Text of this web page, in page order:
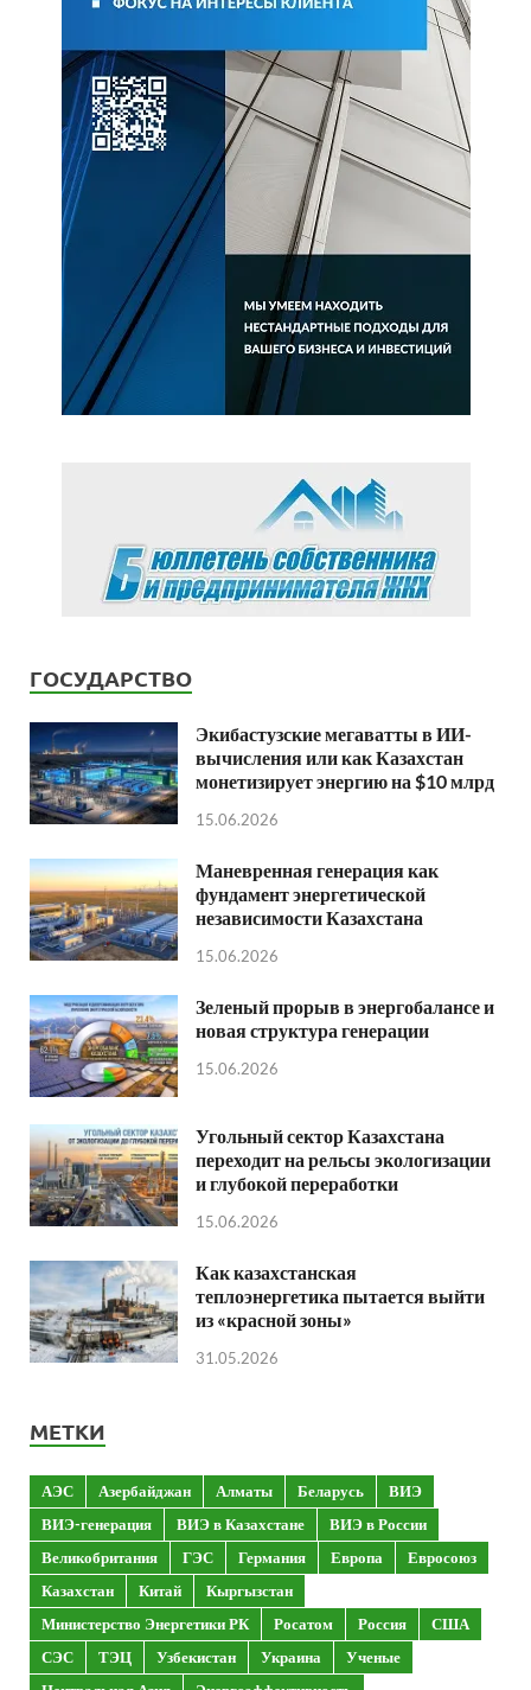
ГОСУДАРСТВО
Экибастузские мегаватты в ИИ-
вычисления или как Казахстан
монетизирует энергию на $10 млрд
15.06.2026
Маневренная генерация как
фундамент энергетической
независимости Казахстана
15.06.2026
Зеленый прорыв в энергобалансе и
новая структура генерации
15.06.2026
Угольный сектор Казахстана
переходит на рельсы экологизации
и глубокой переработки
15.06.2026
Как казахстанская
теплоэнергетика пытается выйти
из «красной зоны»
31.05.2026
МЕТКИ
АЭС Азербайджан Алматы Беларусь
ВИЭ
ВИЭ-генерация
ВИЭ в Казахстане
ВИЭ в России
Великобритания
ГЭС Германия Европа
Евросоюз
Казахстан
Китай
Кыргызстан
Министерство Энергетики РК
Росатом Россия
США
СЭС
ТЭЦ Узбекистан Украина
Ученые